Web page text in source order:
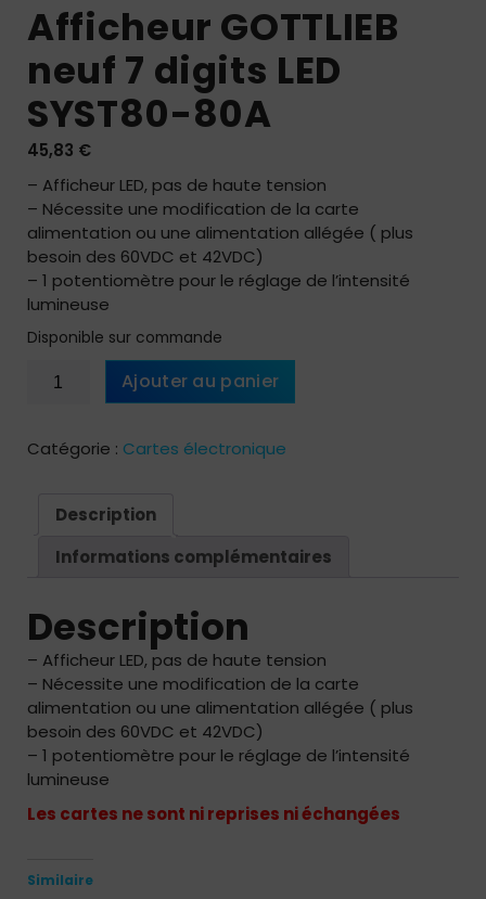
Afficheur GOTTLIEB
neuf 7 digits LED
SYST80-80A
45,83 €
– Afficheur LED, pas de haute tension
– Nécessite une modification de la carte
alimentation ou une alimentation allégée ( plus
besoin des 60VDC et 42VDC)
– 1 potentiomètre pour le réglage de l’intensité
lumineuse
Disponible sur commande
quantité
GOTTLIEB
digits
SYST80-
Ajouter au panier
Catégorie : Cartes électronique
Description
Informations complémentaires
Description
– Afficheur LED, pas de haute tension
– Nécessite une modification de la carte
alimentation ou une alimentation allégée ( plus
besoin des 60VDC et 42VDC)
– 1 potentiomètre pour le réglage de l’intensité
lumineuse
Les cartes ne sont ni reprises ni échangées
Similaire